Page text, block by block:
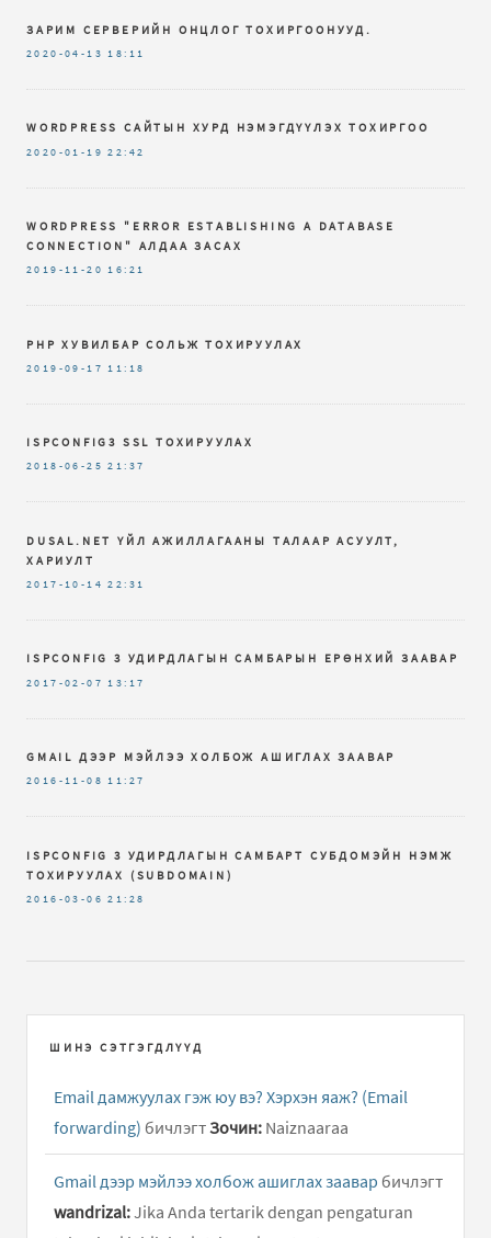
ЗАРИМ СЕРВЕРИЙН ОНЦЛОГ ТОХИРГООНУУД.
2020-04-13 18:11
WORDPRESS САЙТЫН ХУРД НЭМЭГДҮҮЛЭХ ТОХИРГОО
2020-01-19 22:42
WORDPRESS "ERROR ESTABLISHING A DATABASE
CONNECTION" АЛДАА ЗАСАХ
2019-11-20 16:21
PHP ХУВИЛБАР СОЛЬЖ ТОХИРУУЛАХ
2019-09-17 11:18
ISPCONFIG3 SSL ТОХИРУУЛАХ
2018-06-25 21:37
DUSAL.NET ҮЙЛ АЖИЛЛАГААНЫ ТАЛААР АСУУЛТ,
ХАРИУЛТ
2017-10-14 22:31
ISPCONFIG 3 УДИРДЛАГЫН САМБАРЫН ЕРӨНХИЙ ЗААВАР
2017-02-07 13:17
GMAIL ДЭЭР МЭЙЛЭЭ ХОЛБОЖ АШИГЛАХ ЗААВАР
2016-11-08 11:27
ISPCONFIG 3 УДИРДЛАГЫН САМБАРТ СУБДОМЭЙН НЭМЖ
ТОХИРУУЛАХ (SUBDOMAIN)
2016-03-06 21:28
ШИНЭ СЭТГЭГДЛҮҮД
Email дамжуулах гэж юу вэ? Хэрхэн яаж? (Email
forwarding) бичлэгтЗочин: Naiznaaraa
Gmail дээр мэйлээ холбож ашиглах заавар бичлэгт
wandrizal:Jika Anda tertarik dengan pengaturan